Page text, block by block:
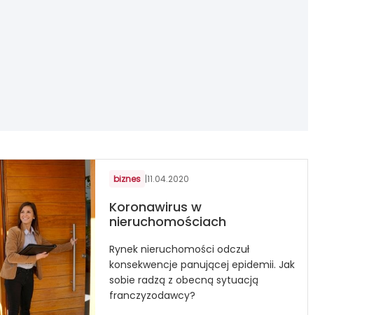
biznes |11.04.2020
Koronawirus w
nieruchomościach
Rynek nieruchomości odczuł
konsekwencje panującej epidemii. Jak
sobie radzą z obecną sytuacją
franczyzodawcy?